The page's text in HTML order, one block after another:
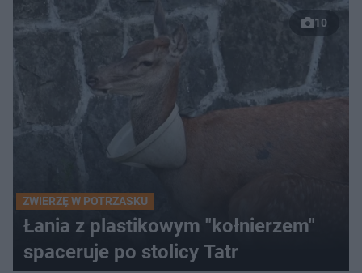
10
ZWIERZĘ W POTRZASKU
Łania z plastikowym "kołnierzem"
spaceruje po stolicy Tatr